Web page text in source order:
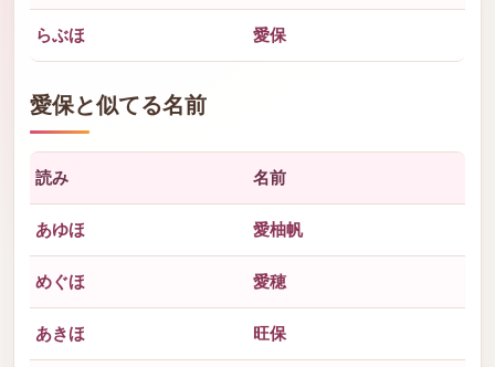
らぶほ 愛保
愛保と似てる名前
読み 名前
あゆほ 愛柚帆
めぐほ 愛穂
あきほ 旺保